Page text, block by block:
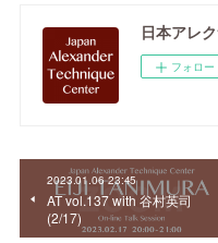
日本アレ
フォロー
2023.01.06 23:45
AT vol.137 with 谷村英司
(2/17)